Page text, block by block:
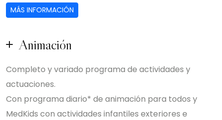
MÁS INFORMACIÓN
Animación
Completo y variado programa de actividades y
actuaciones.
Con programa diario* de animación para todos y
MedKids con actividades infantiles exteriores e